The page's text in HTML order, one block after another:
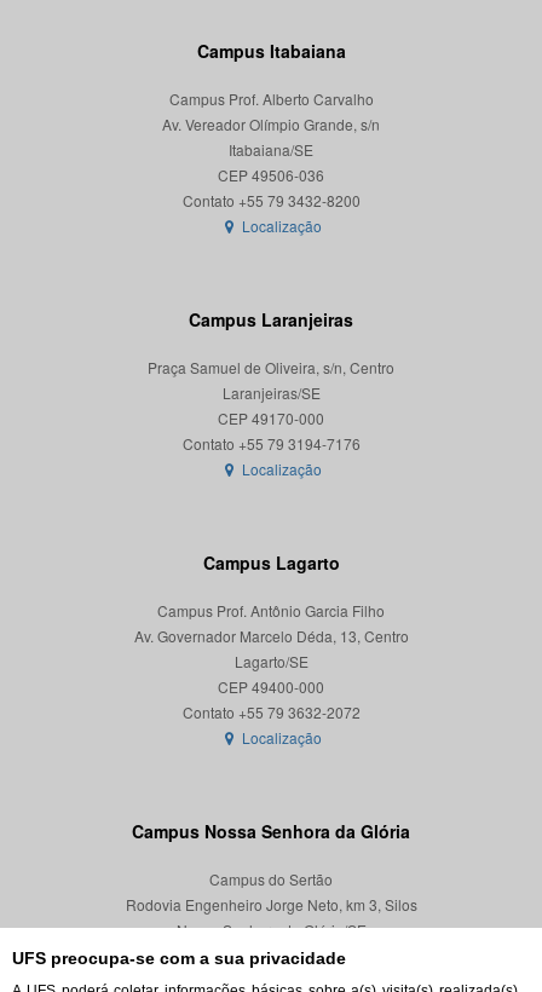
UFS preocupa-se com a sua privacidade
Campus Itabaiana
Campus Prof. Alberto Carvalho
Av. Vereador Olímpio Grande, s/n
Itabaiana/SE
CEP 49506-036
Localização
Campus Laranjeiras
Praça Samuel de Oliveira, s/n, Centro
Laranjeiras/SE
CEP 49170-000
Localização
Campus Lagarto
Campus Prof. Antônio Garcia Filho
Av. Governador Marcelo Déda, 13, Centro
Lagarto/SE
CEP 49400-000
Localização
Campus Nossa Senhora da Glória
Campus do Sertão
Rodovia Engenheiro Jorge Neto, km 3, Silos
Nossa Senhora da Glória/SE
CEP 49680-000